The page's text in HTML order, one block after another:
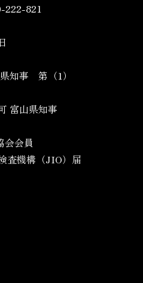
222-821
知事 第（1）
富山県知事
会会員
査機構（JIO）届